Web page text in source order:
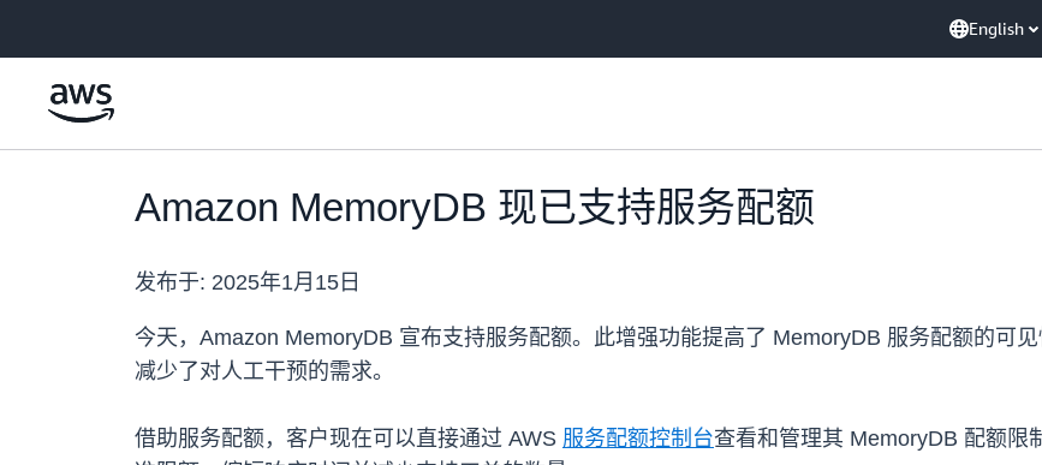
English
Amazon MemoryDB 现已支持服务配额
发布于: 2025年1月15日
今天，Amazon MemoryDB 宣布支持服务配额。此增强功能提高了 MemoryDB 服务配额的可
减少了对人工干预的需求。
借助服务配额，客户现在可以直接通过 AWS 服务配额控制台查看和管理其 MemoryDB 配额限